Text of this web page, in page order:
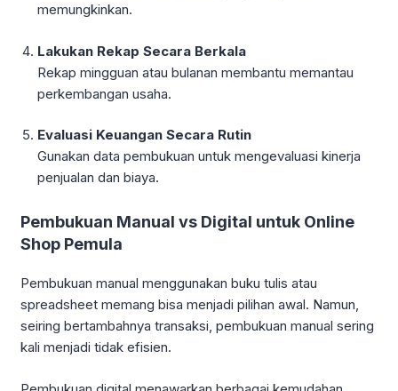
memungkinkan.
Lakukan Rekap Secara Berkala
Rekap mingguan atau bulanan membantu memantau
perkembangan usaha.
Evaluasi Keuangan Secara Rutin
Gunakan data pembukuan untuk mengevaluasi kinerja
penjualan dan biaya.
Pembukuan Manual vs Digital untuk Online
Shop Pemula
Pembukuan manual menggunakan buku tulis atau
spreadsheet memang bisa menjadi pilihan awal. Namun,
seiring bertambahnya transaksi, pembukuan manual sering
kali menjadi tidak efisien.